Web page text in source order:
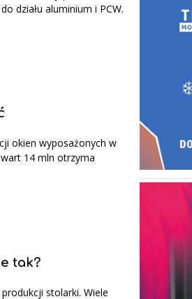
działu aluminium i PCW.
okien wyposażonych w
14 mln otrzyma
tak?
stolarki. Wiele